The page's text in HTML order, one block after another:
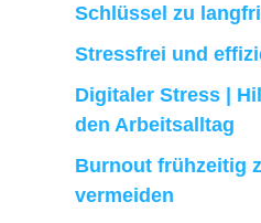
Schlüssel zu
Stressfrei und
Digitaler Stress |
den Arbeitsalltag
Burnout frühzeitig
vermeiden